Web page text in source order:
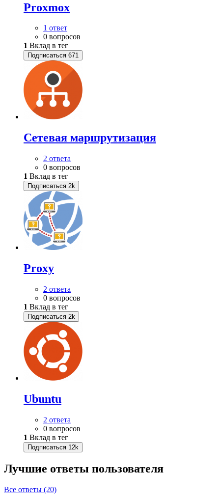
Proxmox
1 ответ
0 вопросов
1 Вклад в тег
Подписаться 671
Сетевая маршрутизация
2 ответа
0 вопросов
1 Вклад в тег
Подписаться 2k
Proxy
2 ответа
0 вопросов
1 Вклад в тег
Подписаться 2k
Ubuntu
2 ответа
0 вопросов
1 Вклад в тег
Подписаться 12k
Лучшие ответы пользователя
Все ответы (20)